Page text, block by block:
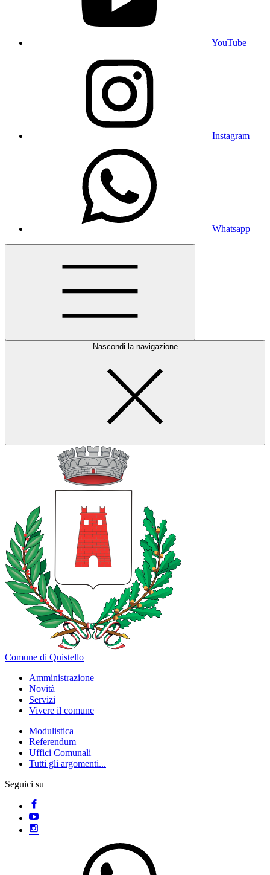
YouTube
Instagram
Whatsapp
Nascondi la navigazione
Comune di Quistello
Amministrazione
Novità
Servizi
Vivere il comune
Modulistica
Referendum
Uffici Comunali
Tutti gli argomenti...
Seguici su